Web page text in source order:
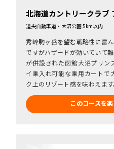
北海道カントリークラブ
道央自動車道・大沼公園 5km以内
秀峰駒ヶ岳を望む戦略性に富
ですがハザードが効いていて
が併設された函館大沼プリン
イ乗入れ可能な乗用カートで
ク上のリゾート感を味わえます
このコースを